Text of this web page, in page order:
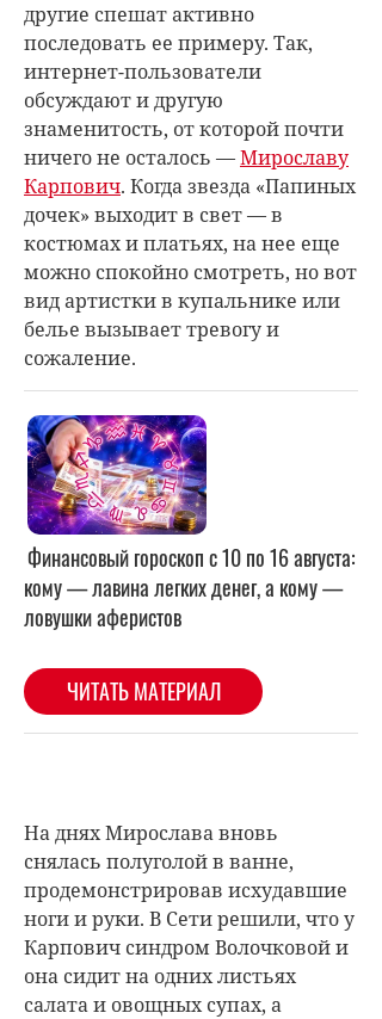
другие спешат активно
последовать ее примеру. Так,
интернет-пользователи
обсуждают и другую
знаменитость, от которой почти
ничего не осталось —Мирославу
Карпович. Когда звезда «Папиных
дочек» выходит в свет — в
костюмах и платьях, на нее еще
можно спокойно смотреть, но вот
вид артистки в купальнике или
белье вызывает тревогу и
сожаление.
На днях Мирослава вновь
снялась полуголой в ванне,
продемонстрировав исхудавшие
ноги и руки. В Сети решили, что у
Карпович синдром Волочковой и
она сидит на одних листьях
салата и овощных супах, а